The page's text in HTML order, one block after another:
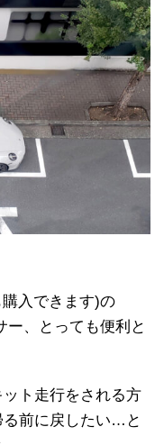
入できます)の
ー、とっても便利と
ト走行をされる方
る前に戻したい…と